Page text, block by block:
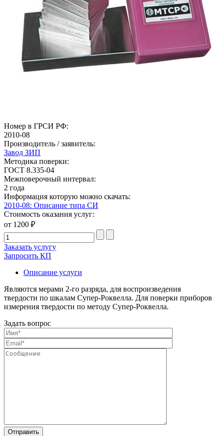
Номер в ГРСИ РФ:
2010-08
Производитель / заявитель:
Завод ЗИП
Методика поверки:
ГОСТ 8.335-04
Межповерочный интервал:
2 года
Информация которую можно скачать:
2010-08: Описание типа СИ
Стоимость оказания услуг:
от 1200 ₽
Заказать услугу
Запросить КП
Описание услуги
Являются мерами 2-го разряда, для воспроизведения
твердости по шкалам Супер-Роквелла. Для поверки приборов
измерения твердости по методу Супер-Роквелла.
Задать вопрос